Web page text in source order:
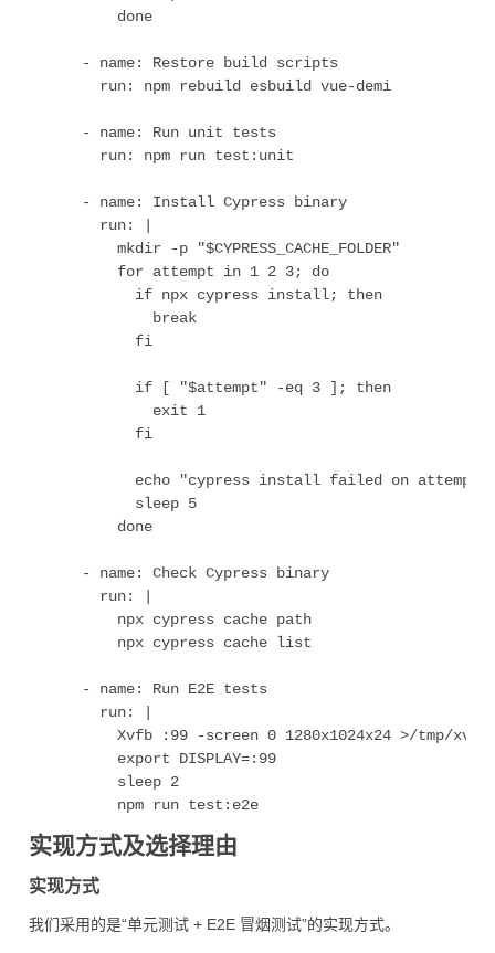
          done
      - name: Restore build scripts
        run: npm rebuild esbuild vue-demi
      - name: Run unit tests
        run: npm run test:unit
      - name: Install Cypress binary
        run: |
          mkdir -p "$CYPRESS_CACHE_FOLDER"
          for attempt in 1 2 3; do
            if npx cypress install; then
              break
            fi
            if [ "$attempt" -eq 3 ]; then
              exit 1
            fi
echo "cypress install failed on attempt
            sleep 5
          done
      - name: Check Cypress binary
        run: |
          npx cypress cache path
          npx cypress cache list
      - name: Run E2E tests
        run: |
Xvfb :99 -screen 0 1280x1024x24 >/tmp/
          export DISPLAY=:99
          sleep 2
实现方式及选择理由
实现方式
我们采用的是“单元测试 + E2E 冒烟测试”的实现方式。